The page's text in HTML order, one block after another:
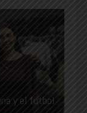
y el futbol